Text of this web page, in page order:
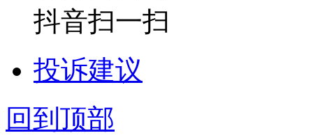
抖音扫一扫
投诉建议
回到顶部